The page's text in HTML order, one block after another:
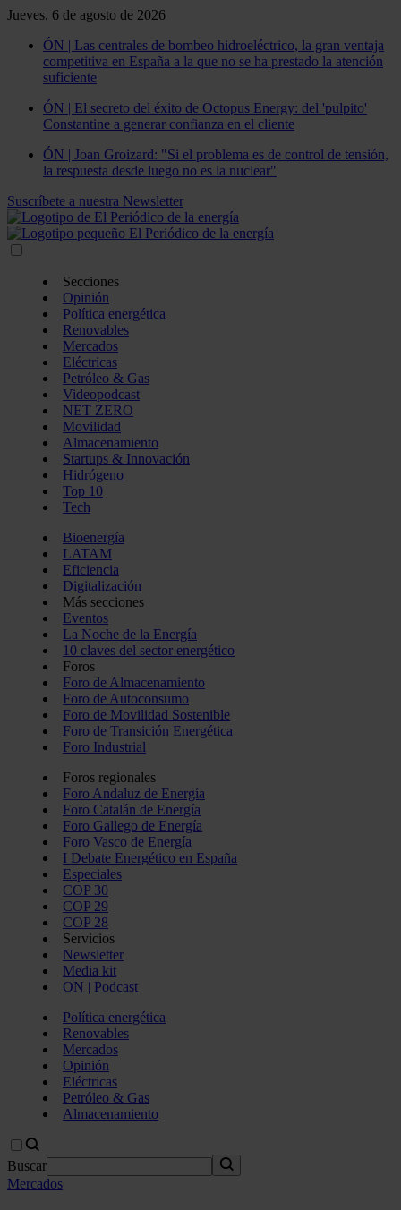
Jueves, 6 de agosto de 2026
ÓN | Las centrales de bombeo hidroeléctrico, la gran ventaja
competitiva en España a la que no se ha prestado la atención
suficiente
ÓN | El secreto del éxito de Octopus Energy: del 'pulpito'
Constantine a generar confianza en el cliente
ÓN | Joan Groizard: "Si el problema es de control de tensión,
la respuesta desde luego no es la nuclear"
Suscríbete a nuestra Newsletter
Secciones
Opinión
Política energética
Renovables
Mercados
Eléctricas
Petróleo & Gas
Videopodcast
NET ZERO
Movilidad
Almacenamiento
Startups & Innovación
Hidrógeno
Top 10
Tech
Bioenergía
LATAM
Eficiencia
Digitalización
Más secciones
Eventos
La Noche de la Energía
10 claves del sector energético
Foros
Foro de Almacenamiento
Foro de Autoconsumo
Foro de Movilidad Sostenible
Foro de Transición Energética
Foro Industrial
Foros regionales
Foro Andaluz de Energía
Foro Catalán de Energía
Foro Gallego de Energía
Foro Vasco de Energía
I Debate Energético en España
Especiales
COP 30
COP 29
COP 28
Servicios
Newsletter
Media kit
ON | Podcast
Política energética
Renovables
Mercados
Opinión
Eléctricas
Petróleo & Gas
Almacenamiento
Buscar
Mercados